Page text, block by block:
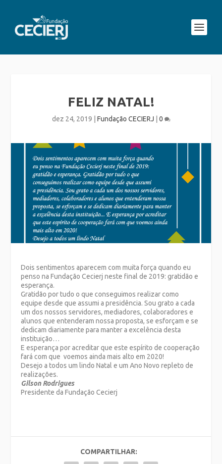
FELIZ NATAL!
dez 24, 2019 Fundação CECIERJ 0
Dois sentimentos aparecem com muita força quando eu
penso na Fundação Cecierj neste final de 2019: gratidão e
esperança.
Gratidão por tudo o que conseguimos realizar como
equipe desde que assumi a presidência. Sou grato a cada
um dos nossos servidores, mediadores, colaboradores e
alunos que entenderam nossa proposta, se esforçam e se
dedicam diariamente para manter a excelência desta
instituição…
E esperança por acreditar que este espírito de cooperação
fará com que voemos ainda mais alto em 2020!
Desejo a todos um lindo Natal e um Ano Novo repleto de
realizações.
Gilson Rodrigues
Presidente da Fundação Cecierj
COMPARTILHAR: